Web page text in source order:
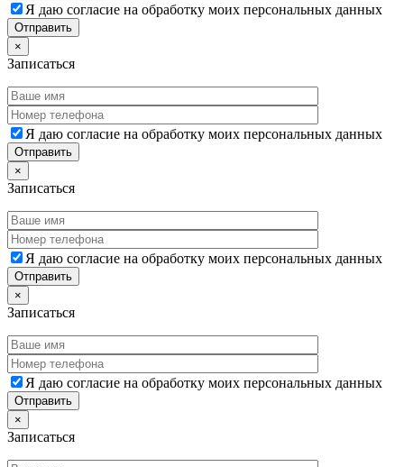
Я даю согласие на обработку моих персональных данных
×
Записаться
Я даю согласие на обработку моих персональных данных
×
Записаться
Я даю согласие на обработку моих персональных данных
×
Записаться
Я даю согласие на обработку моих персональных данных
×
Записаться